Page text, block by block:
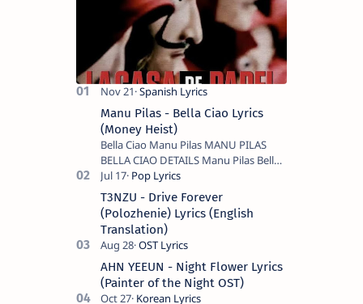
Manu Pilas - Bella Ciao Lyrics
(Money Heist)
Bella Ciao Manu Pilas MANU PILAS
BELLA CIAO DETAILS Manu Pilas Bella
Ciao Lyrics. Bella Ciao Song Sung By
Spanish Artist Manu Pilas. On the
Spanish s…
T3NZU - Drive Forever
(Polozhenie) Lyrics (English
Translation)
AHN YEEUN - Night Flower Lyrics
(Painter of the Night OST)